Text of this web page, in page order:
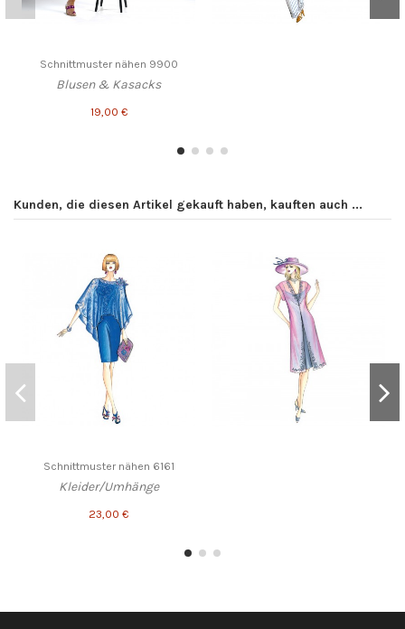
Schnittmuster nähen 9900
Blusen & Kasacks
19,00 €
Kunden, die diesen Artikel gekauft haben, kauften auch ...
Schnittmuster nähen 6161
Kleider/Umhänge
23,00 €